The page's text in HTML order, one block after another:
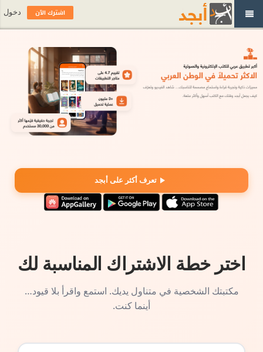
تعرف أكثر على أبجد
اختر خطة الاشتراك المناسبة لك
مكتبتك الشخصية في متناول يديك. استمع واقرأ بلا قيود…
أينما كنت.
اشترك الآن دخول